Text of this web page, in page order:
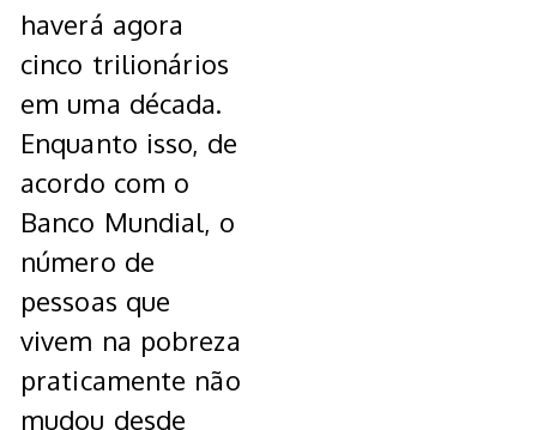
haverá agora
cinco trilionários
em uma década.
Enquanto isso, de
acordo com o
Banco Mundial, o
número de
pessoas que
vivem na pobreza
praticamente não
mudou desde